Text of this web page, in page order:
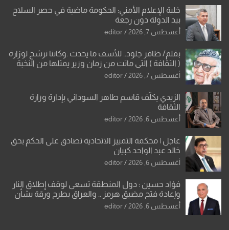
خلية الإعلام الأمني: الحكومة ماضية في حصر السلاح
بيد الدولة دون رجعة
أغسطس 7, 2026 editor
بقلم/ ظافر جلود.. للأسف ما يحدث .وكاننا نرشح لوزارة
( الثقافة ) التي ماتت من زمان وزير يمثلها من النخبة
والإرث العظيم للثقافة العراقية..
أغسطس 7, 2026 editor
الزيدي يكلّف قاسم طاهر السوداني بإدارة وزارة
الثقافة
أغسطس 6, 2026 editor
عاجل | محكمة التمييز الاتحادية تصادق على الحكم بحق
خالد عبد الواحد كبيان
أغسطس 6, 2026 editor
فؤاد حسين : دول المنطقة تسعى لوقف إطلاق النار
وإعادة فتح مضيق هرمز .. والعراق يطرح ورقة بشأن
تحولات القدس
أغسطس 6, 2026 editor